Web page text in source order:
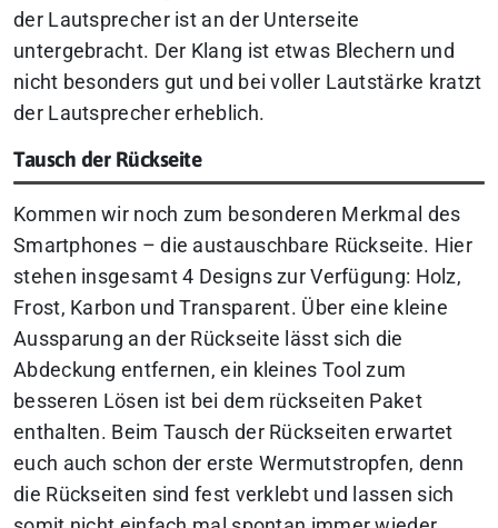
der Lautsprecher ist an der Unterseite
untergebracht. Der Klang ist etwas Blechern und
nicht besonders gut und bei voller Lautstärke kratzt
der Lautsprecher erheblich.
Tausch der Rückseite
Kommen wir noch zum besonderen Merkmal des
Smartphones – die austauschbare Rückseite. Hier
stehen insgesamt 4 Designs zur Verfügung: Holz,
Frost, Karbon und Transparent. Über eine kleine
Aussparung an der Rückseite lässt sich die
Abdeckung entfernen, ein kleines Tool zum
besseren Lösen ist bei dem rückseiten Paket
enthalten. Beim Tausch der Rückseiten erwartet
euch auch schon der erste Wermutstropfen, denn
die Rückseiten sind fest verklebt und lassen sich